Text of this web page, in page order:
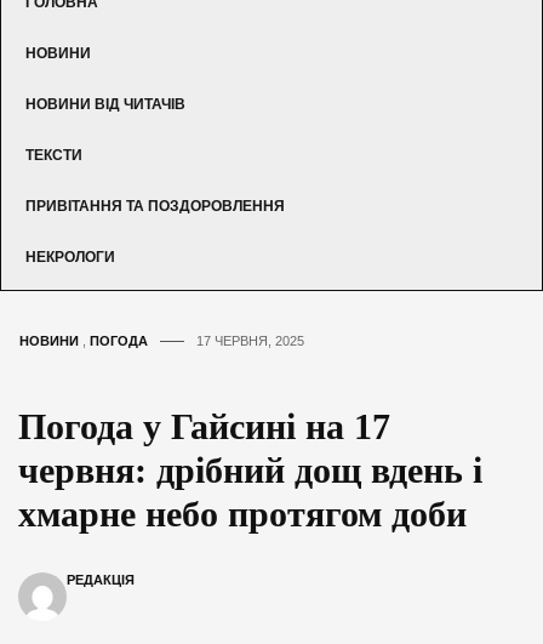
НОВИНИ
НОВИНИ ВІД ЧИТАЧІВ
ТЕКСТИ
ПРИВІТАННЯ ТА ПОЗДОРОВЛЕННЯ
НЕКРОЛОГИ
НОВИНИ ПОГОДА 17 ЧЕРВНЯ, 2025
Погода у Гайсині на 17
червня: дрібний дощ вдень і
хмарне небо протягом доби
РЕДАКЦІЯ